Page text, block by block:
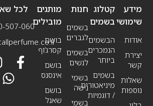
מידע
שימושי
אודות
יצירת
קשר
שאלות
נוספות
חנות
בשמים
לגברים
בשמים
לנשים
בשמי
נישה
בשמי
קטלוג
בשמים
הבשמים
הנמכרים
ביותר
בשמים
מיניאטורים
/ דוגמיות
מותגים
מובילים
בושם
קסרג’וף
בושם
אינסנס
בושם
שאנל
לכל
507-060